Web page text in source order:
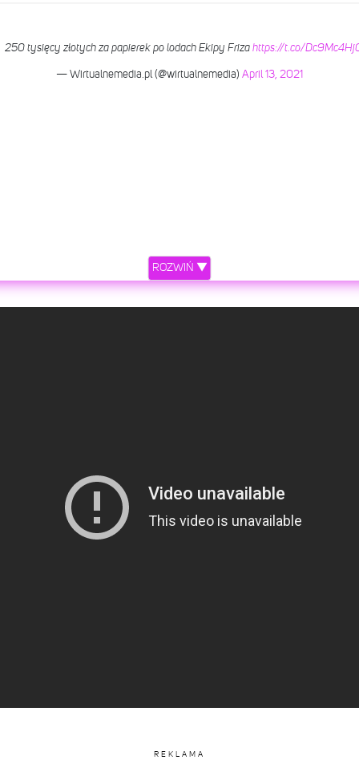
250 tysięcy złotych za papierek po lodach Ekipy Friza https://t.co/
— Wirtualnemedia.pl (@wirtualnemedia) April 13, 2021
ROZWIŃ ▼
REKLAMA